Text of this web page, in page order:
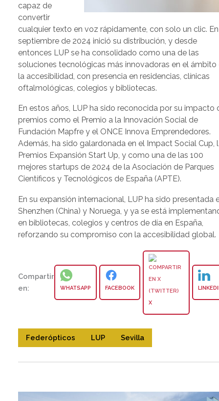
capaz de
convertir
cualquier texto en voz rápidamente, con solo un clic. En
septiembre de 2024 inició su distribución, y desde
entonces LUP se ha consolidado como una de las
soluciones tecnológicas más innovadoras en el ámbito
la accesibilidad, con presencia en residencias, clínicas
oftalmológicas, colegios y bibliotecas.
En estos años, LUP ha sido reconocida por su impacto
premios como el Premio a la Innovación Social de
Fundación Mapfre y el ONCE Innova Emprendedores.
Además, ha sido galardonada en el Impact Social Cup,
Premios Expansión Start Up, y como una de las 100
mejores startups de 2024 de la Asociación de Parques
Científicos y Tecnológicos de España (APTE).
En su expansión internacional, LUP ha sido presentada
Shenzhen (China) y Noruega, y ya se está
en bibliotecas, colegios y centros de día en España,
reforzando su compromiso con la accesibilidad global.
Compartir
en:
WHATSAPP FACEBOOK
X
Federópticos LUP Sevilla